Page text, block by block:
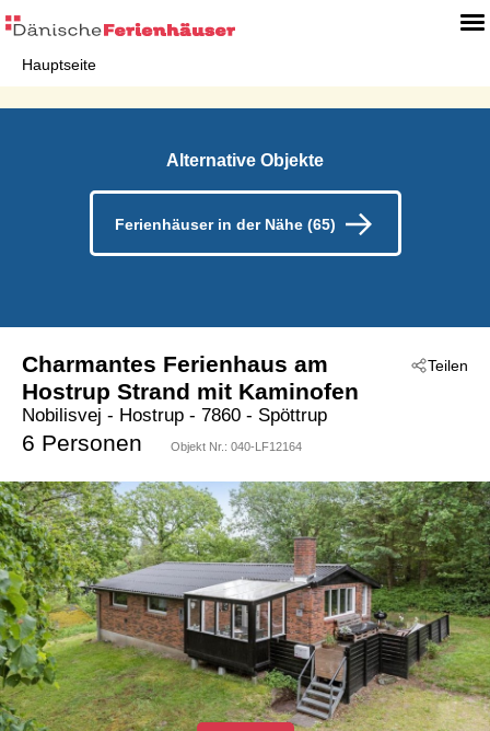
Hauptseite
Alternative Objekte
Ferienhäuser in der Nähe (65)
Teilen
Charmantes Ferienhaus am
Hostrup Strand mit Kaminofen
Nobilisvej - Hostrup - 7860 - Spöttrup
6 Personen Objekt Nr.: 040-LF12164